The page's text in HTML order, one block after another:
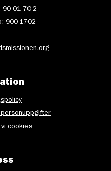
90 01 70-2
900-1702
cookies